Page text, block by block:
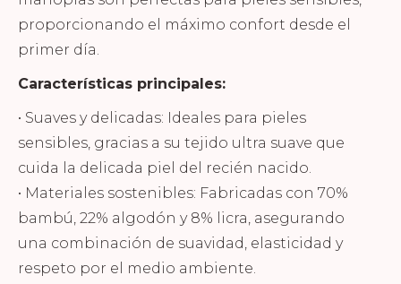
proporcionando el máximo confort desde el
primer día.
Características principales:
• Suaves y delicadas: Ideales para pieles
sensibles, gracias a su tejido ultra suave que
cuida la delicada piel del recién nacido.
• Materiales sostenibles: Fabricadas con 70%
bambú, 22% algodón y 8% licra, asegurando
una combinación de suavidad, elasticidad y
respeto por el medio ambiente.